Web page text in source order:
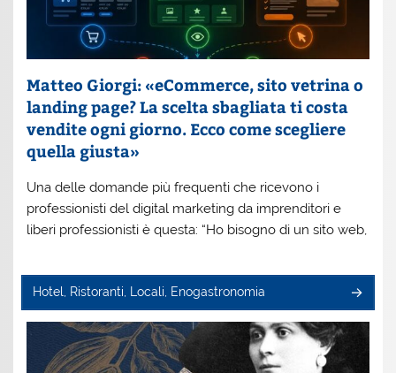
Matteo Giorgi: «eCommerce, sito vetrina o
landing page? La scelta sbagliata ti costa
vendite ogni giorno. Ecco come scegliere
quella giusta»
Una delle domande più frequenti che ricevono i
professionisti del digital marketing da imprenditori e
liberi professionisti è questa: “Ho bisogno di un sito web,
Hotel, Ristoranti, Locali, Enogastronomia